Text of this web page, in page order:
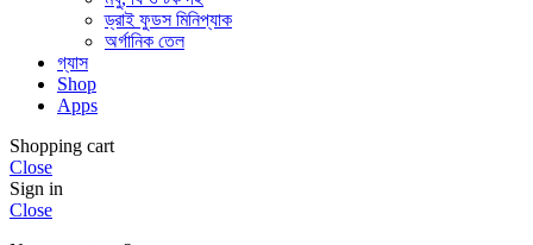
ড্রাই ফুডস মিনিপ্যাক
অর্গানিক তেল
গ্যাস
Shop
Apps
Shopping cart
Close
Sign in
Close